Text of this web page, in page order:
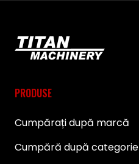
PRODUSE
Cumpărați după marcă
Cumpără după categorie